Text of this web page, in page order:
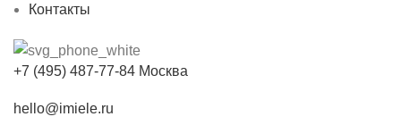
Контакты
+7 (495) 487-77-84 Москва
hello@imiele.ru